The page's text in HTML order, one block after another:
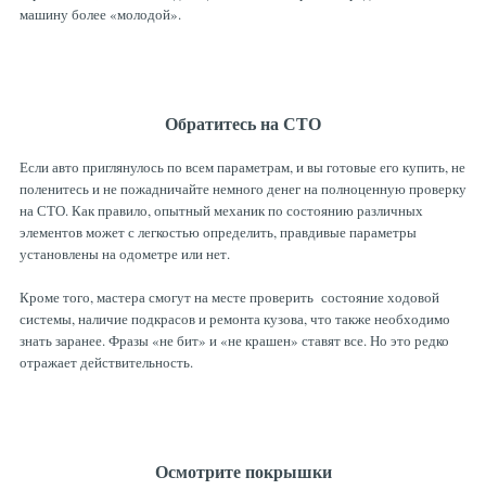
машину более «молодой».
Обратитесь на СТО
Если авто приглянулось по всем параметрам, и вы готовые его купить, не
поленитесь и не пожадничайте немного денег на полноценную проверку
на СТО. Как правило, опытный механик по состоянию различных
элементов может с легкостью определить, правдивые параметры
установлены на одометре или нет.
Кроме того, мастера смогут на месте проверить состояние ходовой
системы, наличие подкрасов и ремонта кузова, что также необходимо
знать заранее. Фразы «не бит» и «не крашен» ставят все. Но это редко
отражает действительность.
Осмотрите покрышки